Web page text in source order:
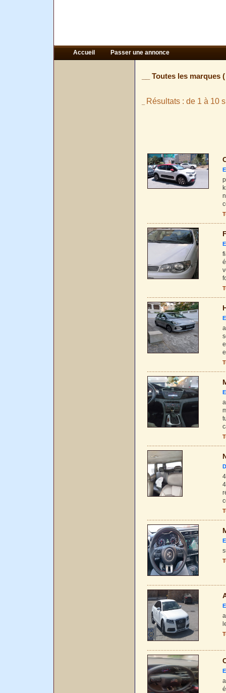
Accueil Passer une annonce
__ Toutes les marques
Résultats : de 1 à 10